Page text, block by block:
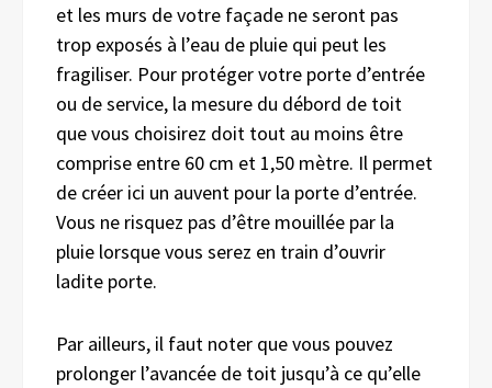
et les murs de votre façade ne seront pas
trop exposés à l’eau de pluie qui peut les
fragiliser. Pour protéger votre porte d’entrée
ou de service, la mesure du débord de toit
que vous choisirez doit tout au moins être
comprise entre 60 cm et 1,50 mètre. Il permet
de créer ici un auvent pour la porte d’entrée.
Vous ne risquez pas d’être mouillée par la
pluie lorsque vous serez en train d’ouvrir
ladite porte.
Par ailleurs, il faut noter que vous pouvez
prolonger l’avancée de toit jusqu’à ce qu’elle